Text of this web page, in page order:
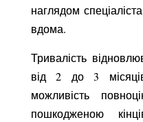
наглядом
вдома.
Тривалість
від 2 до 3
можливість
пошкодженою